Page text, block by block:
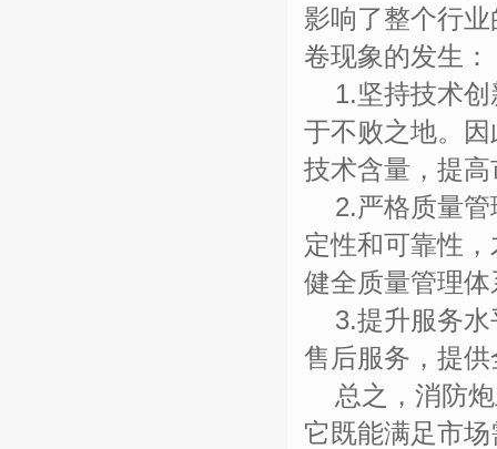
影响了整个行
卷现象的发生：
1.坚持技术
于不败之地。
技术含量，提
2.严格质量
定性和可靠性
健全质量管理
3.提升服务
售后服务，提
总之，消防
它既能满足市